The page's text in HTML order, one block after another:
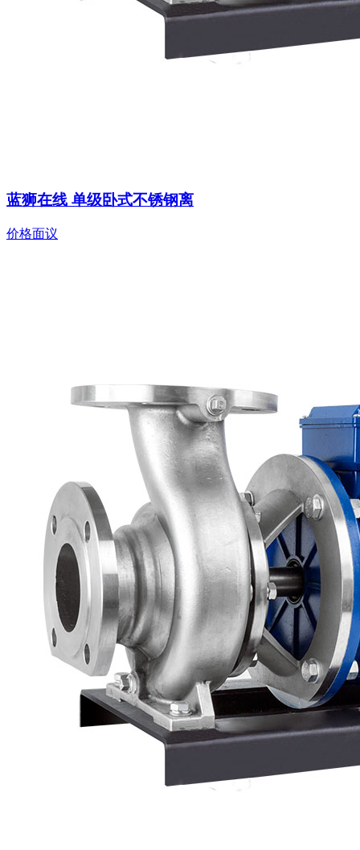
蓝狮在线 单级卧式不锈钢离
价格面议